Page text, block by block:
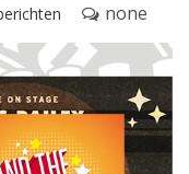
none